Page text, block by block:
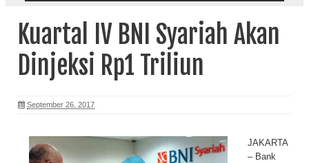
Kuartal IV BNI Syariah Akan
Dinjeksi Rp1 Triliun
September 26, 2017
JAKARTA
– Bank